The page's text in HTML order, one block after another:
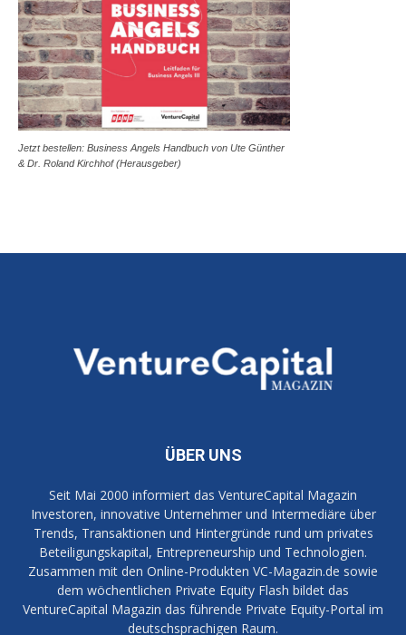
Jetzt bestellen: Business Angels Handbuch von Ute Günther
& Dr. Roland Kirchhof (Herausgeber)
ÜBER UNS
Seit Mai 2000 informiert das VentureCapital Magazin
Investoren, innovative Unternehmer und Intermediäre über
Trends, Transaktionen und Hintergründe rund um privates
Beteiligungskapital, Entrepreneurship und Technologien.
Zusammen mit den Online-Produkten VC-Magazin.de sowie
dem wöchentlichen Private Equity Flash bildet das
VentureCapital Magazin das führende Private Equity-Portal im
deutschsprachigen Raum.